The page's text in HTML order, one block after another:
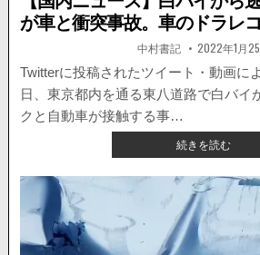
と
乗
用
車
が
接
事
故。
画
が
開。
が車と衝突事故。車のドラレコ
著
者:
中村書記 掲
載
日：
2022年1月
Twitterに投稿されたツイート・動画に
日、東京都内を通る東八道路で白バイ
クと自動車が接触する事…
続きを読む【国
内
ニ
ュ
ー
ス】